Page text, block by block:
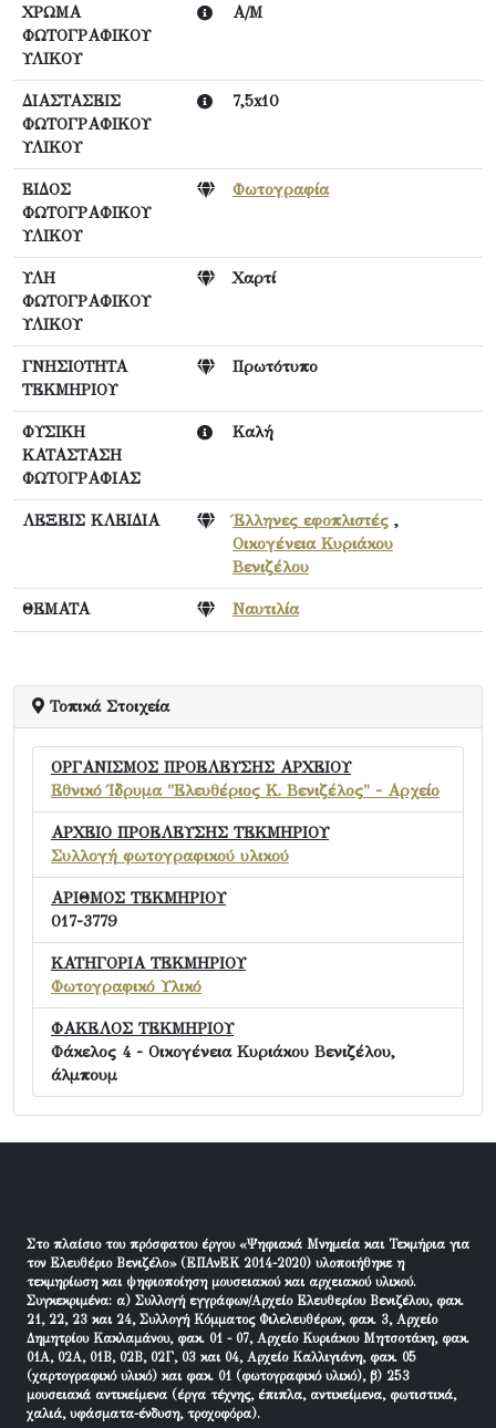
ΧΡΩΜΑ
ΦΩΤΟΓΡΑΦΙΚΟΥ
ΥΛΙΚΟΥ
Α/Μ
ΔΙΑΣΤΑΣΕΙΣ
ΦΩΤΟΓΡΑΦΙΚΟΥ
ΥΛΙΚΟΥ
7,5x10
ΕΙΔΟΣ
ΦΩΤΟΓΡΑΦΙΚΟΥ
ΥΛΙΚΟΥ
Φωτογραφία
ΥΛΗ
ΦΩΤΟΓΡΑΦΙΚΟΥ
ΥΛΙΚΟΥ
Χαρτί
ΓΝΗΣΙΟΤΗΤΑ
ΤΕΚΜΗΡΙΟΥ
Πρωτότυπο
ΦΥΣΙΚΗ
ΚΑΤΑΣΤΑΣΗ
ΦΩΤΟΓΡΑΦΙΑΣ
Καλή
ΛΕΞΕΙΣ ΚΛΕΙΔΙΑ Έλληνες εφοπλιστές ,
Οικογένεια Κυριάκου
Βενιζέλου
ΘΕΜΑΤΑ Ναυτιλία
Τοπικά Στοιχεία
ΟΡΓΑΝΙΣΜΟΣ ΠΡΟΕΛΕΥΣΗΣ ΑΡΧΕΙΟΥ
Εθνικό Ίδρυμα "Ελευθέριος Κ. Βενιζέλος" - Αρχείο
ΑΡΧΕΙΟ ΠΡΟΕΛΕΥΣΗΣ ΤΕΚΜΗΡΙΟΥ
Συλλογή φωτογραφικού υλικού
ΑΡΙΘΜΟΣ ΤΕΚΜΗΡΙΟΥ
017-3779
ΚΑΤΗΓΟΡΙΑ ΤΕΚΜΗΡΙΟΥ
Φωτογραφικό Υλικό
ΦΑΚΕΛΟΣ ΤΕΚΜΗΡΙΟΥ
Φάκελος 4 - Οικογένεια Κυριάκου Βενιζέλου,
άλμπουμ
Στο πλαίσιο του πρόσφατου έργου «Ψηφιακά Μνημεία και Τεκμήρια για
τον Ελευθέριο Βενιζέλο» (ΕΠΑνΕΚ 2014-2020) υλοποιήθηκε η
τεκμηρίωση και ψηφιοποίηση μουσειακού και αρχειακού υλικού.
Συγκεκριμένα: α) Συλλογή εγγράφων/Αρχείο Ελευθερίου Βενιζέλου, φακ.
21, 22, 23 και 24, Συλλογή Κόμματος Φιλελευθέρων, φακ. 3, Αρχείο
Δημητρίου Κακλαμάνου, φακ. 01 - 07, Αρχείο Κυριάκου Μητσοτάκη, φακ.
01Α, 02Α, 01Β, 02Β, 02Γ, 03 και 04, Αρχείο Καλλιγιάνη, φακ. 05
(χαρτογραφικό υλικό) και φακ. 01 (φωτογραφικό υλικό), β) 253
μουσειακά αντικείμενα (έργα τέχνης, έπιπλα, αντικείμενα, φωτιστικά,
χαλιά, υφάσματα-ένδυση, τροχοφόρα).